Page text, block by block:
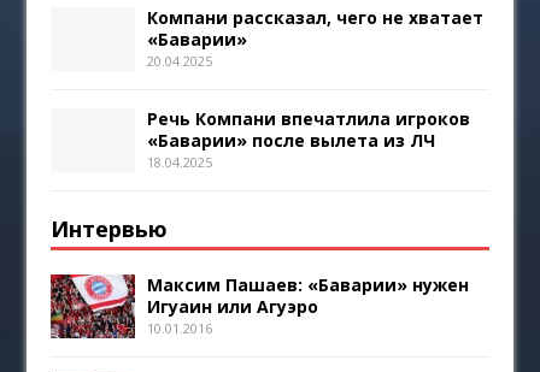
Компани рассказал, чего не хватает
«Баварии»
20.04.2025
Речь Компани впечатлила игроков
«Баварии» после вылета из ЛЧ
18.04.2025
Интервью
Максим Пашаев: «Баварии» нужен
Игуаин или Агуэро
10.01.2016